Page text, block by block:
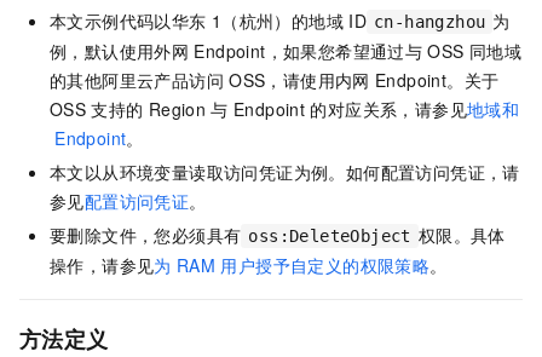
本文示例代码以华东 1（杭州）的地域 ID cn-hangzhou 为
例，默认使用外网 Endpoint，如果您希望通过与 OSS 同地域
的其他阿里云产品访问 OSS，请使用内网 Endpoint。关于
OSS 支持的 Region 与 Endpoint 的对应关系，请参见地域和
Endpoint。
本文以从环境变量读取访问凭证为例。如何配置访问凭证，请
参见配置访问凭证。
要删除文件，您必须具有 oss:DeleteObject 权限。具体
操作，请参见为 RAM 用户授予自定义的权限策略。
方法定义